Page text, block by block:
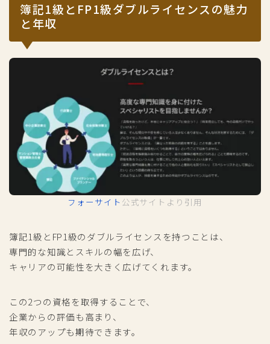
簿記1級とFP1級ダブルライセンスの魅力
と年収
フォーサイト 公式サイトより引用
簿記1級とFP1級のダブルライセンスを持つことは、
専門的な知識とスキルの幅を広げ、
キャリアの可能性を大きく広げてくれます。
この2つの資格を取得することで、
企業からの評価も高まり、
年収のアップも期待できます。